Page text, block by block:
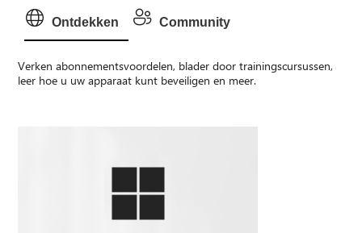
Ontdekken Community
Verken abonnementsvoordelen, blader door trainingscursussen,
leer hoe u uw apparaat kunt beveiligen en meer.